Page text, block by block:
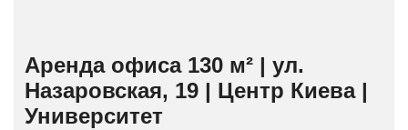
Аренда офиса 130 м² | ул.
Назаровская, 19 | Центр Киева |
Университет